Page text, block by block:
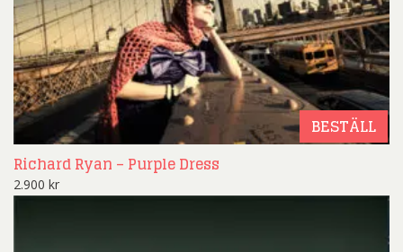
BESTÄLL
Richard Ryan – Purple Dress
2.900 kr